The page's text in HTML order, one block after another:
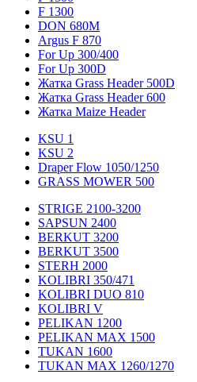
F 1300
DON 680M
Argus F 870
For Up 300/400
For Up 300D
Жатка Grass Header 500D
Жатка Grass Header 600
Жатка Maize Header
KSU 1
KSU 2
Draper Flow 1050/1250
GRASS MOWER 500
STRIGE 2100-3200
SAPSUN 2400
BERKUT 3200
BERKUT 3500
STERH 2000
KOLIBRI 350/471
KOLIBRI DUO 810
KOLIBRI V
PELIKAN 1200
PELIKAN MAX 1500
TUKAN 1600
TUKAN MAX 1260/1270